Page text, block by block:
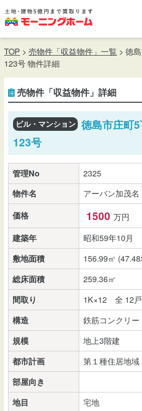
TOP > 売物件「収益物件」一覧 > 徳
123号 物件詳細
売物件「収益物件」詳細
ビル・マンション 徳島市庄町
123号
管理No
2325
物件名
アーバン加茂名
価格
1500 万円
建築年
昭和59年10月
敷地面積
156.99㎡
総床面積
259.36㎡
間取り
1K×12 全 12戸
構造
鉄筋コンクリー
規模
地上3階建
都市計画
第１種住居地域
部屋向き
地目
宅地